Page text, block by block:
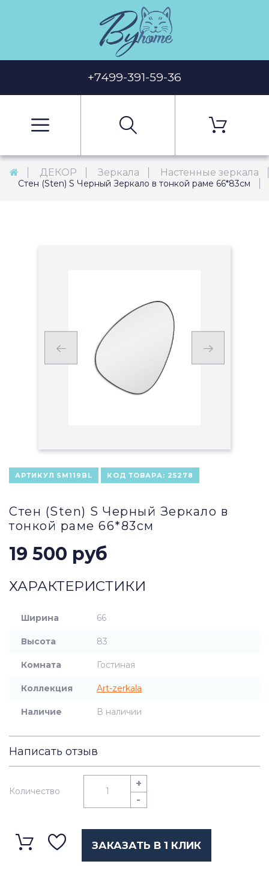
+7499-391-59-36
ДЕКОР Зеркала Настенные зеркала
Стен (Sten) S Черный Зеркало в тонкой раме 66*83см
АРТИКУЛ SM119BL КОД ТОВАРА: 25278
Стен (Sten) S Черный Зеркало в
тонкой раме 66*83см
19 500 руб
ХАРАКТЕРИСТИКИ
Ширина 66
Высота 83
Комната Гостиная
Коллекция Art-zerkala
Наличие В наличии
Написать отзыв
Количество
+
-
ЗАКАЗАТЬ В 1 КЛИК